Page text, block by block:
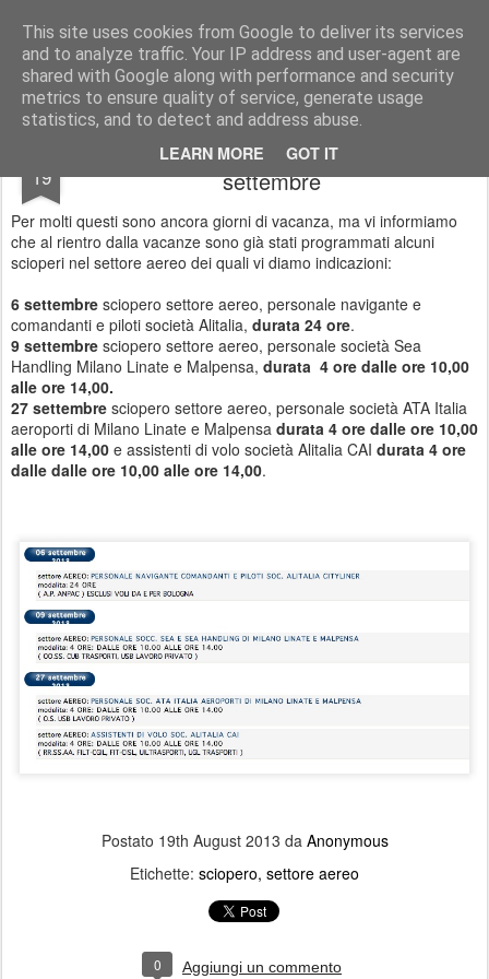
This site uses cookies from Google to deliver its services
and to analyze traffic. Your IP address and user-agent are
shared with Google along with performance and security
metrics to ensure quality of service, generate usage
statistics, and to detect and address abuse.
LEARN MORE GOT IT
Simple Crs Blog Curiosità e notizie dal mondo delle compagnie aeree
Pages
19
Scioperi settore aereo previsti per
settembre
Per molti questi sono ancora giorni di vacanza, ma vi informiamo
che al rientro dalla vacanze sono già stati programmati alcuni
scioperi nel settore aereo dei quali vi diamo indicazioni:
6 settembre sciopero settore aereo, personale navigante e
comandanti e piloti società Alitalia, durata 24 ore.
9 settembre sciopero settore aereo, personale società Sea
Handling Milano Linate e Malpensa, durata 4 ore dalle ore 10,00
alle ore 14,00.
27 settembre sciopero settore aereo, personale società ATA Italia
aeroporti di Milano Linate e Malpensa durata 4 ore dalle ore 10,00
alle ore 14,00 e assistenti di volo società Alitalia CAI durata 4 ore
dalle dalle ore 10,00 alle ore 14,00.
Postato 19th August 2013 da Anonymous
Etichette: sciopero settore aereo
0 Aggiungi un commento